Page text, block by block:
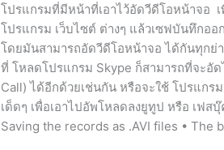
โปรแกรมที่มีหน้าที่เอาไว้อัดวีดีโอหน้าจอ
โปรแกรม เว็บไซต์ ต่างๆ แล้วเซฟบันทึกออ
โดยมันสามารถอัดวีดีโอหน้าจอ ได้กันทุกย่
ที่ โหลดโปรแกรม Skype ก็สามารถที่จะอั
Call) ได้อีกด้วยเช่นกัน หรือจะใช้ โปรแก
เด็ดๆ เพื่อเอาไปอัพโหลดลงยูทูป หรือ เฟส
Saving the records as .AVI files • The